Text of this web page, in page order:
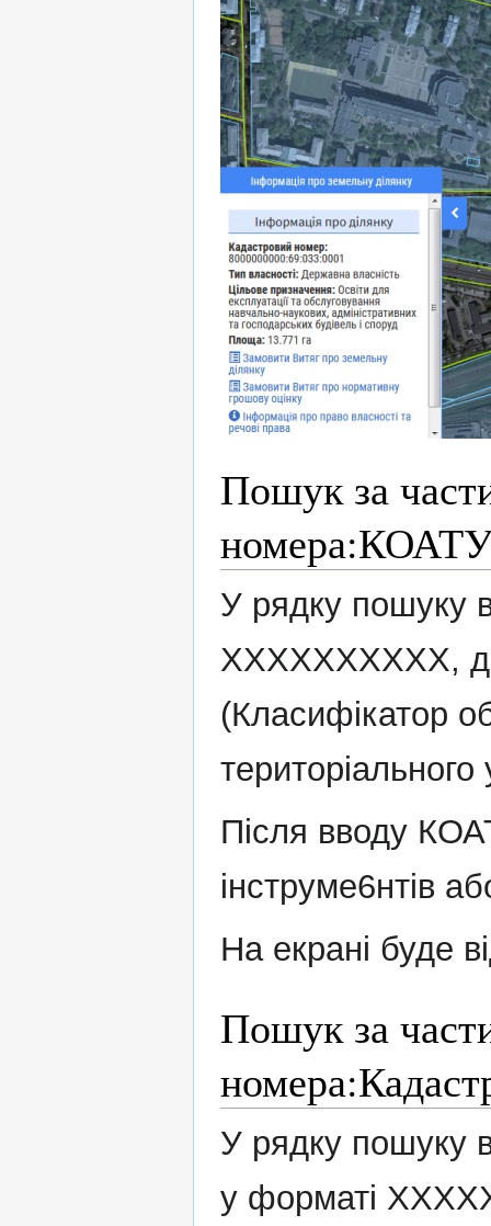
Пошук за
У рядку пошуку
XXXXXXXXXX,
(Класифікатор
Після вводу
інструме6нтів
На екрані буде
Пошук за
У рядку пошуку
у форматі